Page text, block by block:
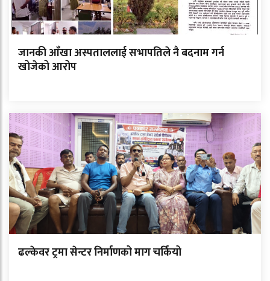
जानकी आँखा अस्पताललाई सभापतिले नै बदनाम गर्न
खोजेको आरोप
ढल्केवर ट्रमा सेन्टर निर्माणको माग चर्कियो